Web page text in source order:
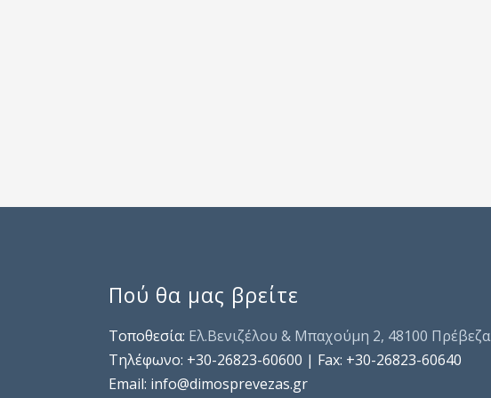
Πού θα μας βρείτε
Τοποθεσία: Ελ.Βενιζέλου & Μπαχούμη 2, 48100 Πρέβεζα
Τηλέφωνo: +30-26823-60600 | Fax: +30-26823-60640
Email: info@dimosprevezas.gr